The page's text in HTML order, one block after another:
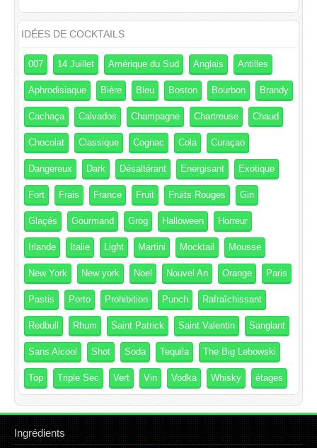
IDÉES DE COCKTAILS
007 14 Juillet Amérique du Sud Anglais Antilles
Aphrodisiaque Bière Bleu Boston Bourbon Brandy
Cachaça Calvados Champagne Chartreuse Chaud
Chocolat Classique Cognac Cola Curaçao
Dangereux Dark Désaltérant Energisant Exotique
Fort Frais France Fruit Fruits Rouges Gin
Glaçés Gourmand Grog Halloween Horreur
Irlande Italie Light Martini Mocktail Mousse
New York New york Noel Nouvel An Orange Paris
Pastis Porto Prohibition Punch Rafraîchissant
Redbull Rhum Saint Patrick Saint Valentin Sanglant
Sans Alcool Shot Soda Tequila The Big Lebowski
Top Triple Sec Vert Vin Vodka Whisky étages
Ingrédients